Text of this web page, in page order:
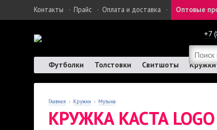
Контакты · Прайс · Оплата и доставка · Оптовые
+7
Футболки Толстовки Свитшоты Кружки
Главная › Кружки › Музыка
КРУЖКА КАСТА LOGO